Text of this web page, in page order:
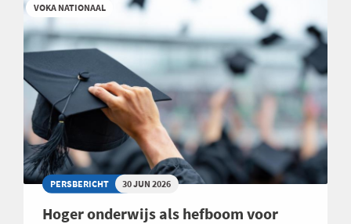
VOKA NATIONAAL
PERSBERICHT 30 JUN 2026
Hoger onderwijs als hefboom voor